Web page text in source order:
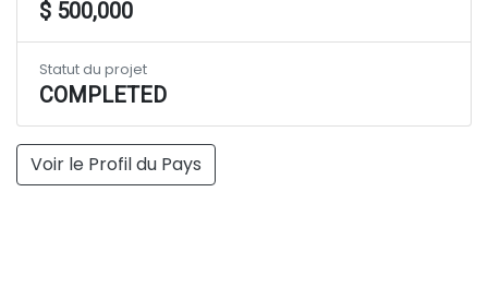
Voir le Profil du Pays
$ 500,000
Statut du projet
COMPLETED